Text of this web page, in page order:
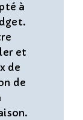
à
et
de
de